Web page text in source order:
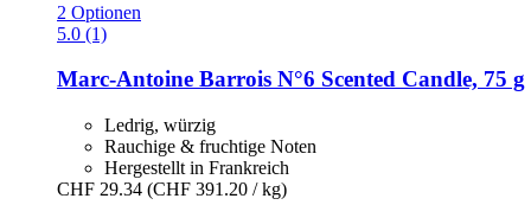
2 Optionen
5.0 (1)
Marc-Antoine Barrois N°6 Scented Candle, 75 g
Ledrig, würzig
Rauchige & fruchtige Noten
Hergestellt in Frankreich
CHF 29.34 (CHF 391.20 / kg)